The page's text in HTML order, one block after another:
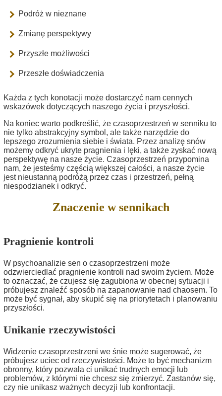
Podróż w nieznane
Zmianę perspektywy
Przyszłe możliwości
Przeszłe doświadczenia
Każda z tych konotacji może dostarczyć nam cennych
wskazówek dotyczących naszego życia i przyszłości.
Na koniec warto podkreślić, że czasoprzestrzeń w senniku to
nie tylko abstrakcyjny symbol, ale także narzędzie do
lepszego zrozumienia siebie i świata. Przez analizę snów
możemy odkryć ukryte pragnienia i lęki, a także zyskać nową
perspektywę na nasze życie. Czasoprzestrzeń przypomina
nam, że jesteśmy częścią większej całości, a nasze życie
jest nieustanną podróżą przez czas i przestrzeń, pełną
niespodzianek i odkryć.
Znaczenie w sennikach
Pragnienie kontroli
W psychoanalizie sen o czasoprzestrzeni może
odzwierciedlać pragnienie kontroli nad swoim życiem. Może
to oznaczać, że czujesz się zagubiona w obecnej sytuacji i
próbujesz znaleźć sposób na zapanowanie nad chaosem. To
może być sygnał, aby skupić się na priorytetach i planowaniu
przyszłości.
Unikanie rzeczywistości
Widzenie czasoprzestrzeni we śnie może sugerować, że
próbujesz uciec od rzeczywistości. Może to być mechanizm
obronny, który pozwala ci unikać trudnych emocji lub
problemów, z którymi nie chcesz się zmierzyć. Zastanów się,
czy nie unikasz ważnych decyzji lub konfrontacji.